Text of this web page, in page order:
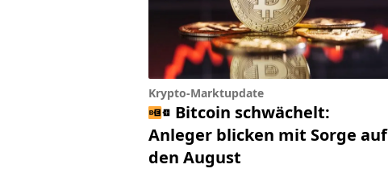
Krypto-Marktupdate
Bitcoin schwächelt:
Anleger blicken mit Sorge auf
den August